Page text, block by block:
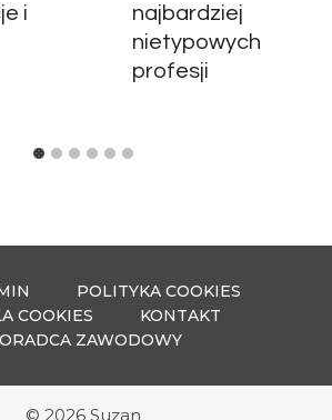
i
najbardziej
nietypowych
profesji
POLITYKA COOKIES
COOKIES
KONTAKT
ZAWODOWY
© 2026 Suzan